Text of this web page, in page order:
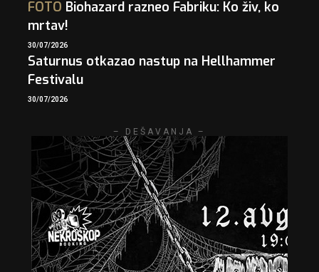
FOTO Biohazard razneo Fabriku: Ko živ, ko
mrtav!
30/07/2026
Saturnus otkazao nastup na Hellhammer
Festivalu
30/07/2026
– DEŠAVANJA –